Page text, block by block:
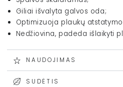
Giliai išvalyta galvos oda;
Optimizuoja plaukų
Nedžiovina, padeda išlaikyti
NAUDOJIMAS
SUDĖTIS